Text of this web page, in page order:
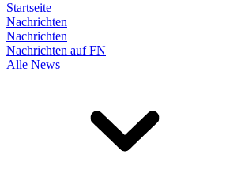
Startseite
Nachrichten
Nachrichten
Nachrichten auf FN
Alle News